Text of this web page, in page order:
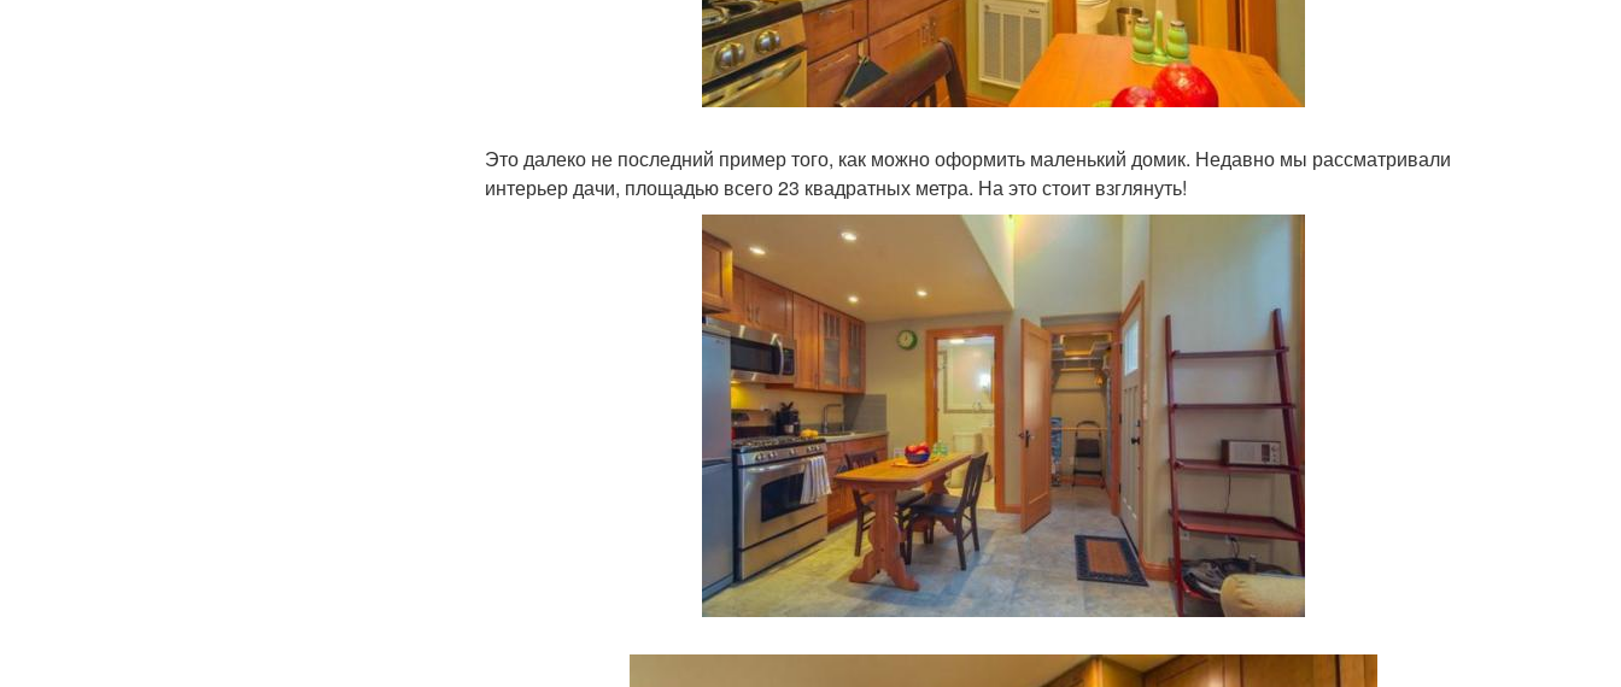
Это далеко не последний пример того, как можно оформить маленький домик. Недавно мы рассматривали
интерьер дачи, площадью всего 23 квадратных метра. На это стоит взглянуть!